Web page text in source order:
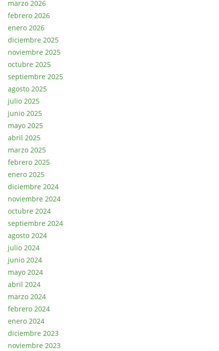
marzo 2026
febrero 2026
enero 2026
diciembre 2025
noviembre 2025
octubre 2025
septiembre 2025
agosto 2025
julio 2025
junio 2025
mayo 2025
abril 2025
marzo 2025
febrero 2025
enero 2025
diciembre 2024
noviembre 2024
octubre 2024
septiembre 2024
agosto 2024
julio 2024
junio 2024
mayo 2024
abril 2024
marzo 2024
febrero 2024
enero 2024
diciembre 2023
noviembre 2023